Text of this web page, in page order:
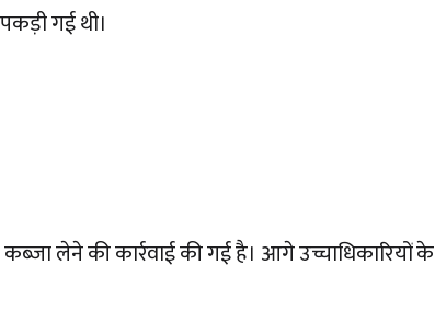
पकड़ी गई थी।
लेने की कार्रवाई की गई है। आगे उच्चाधिकारियों के